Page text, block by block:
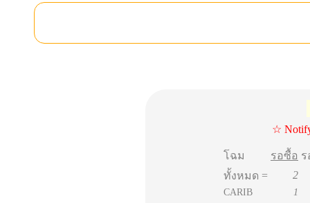
☆
โฉม รอซื้อ
ทั้งหมด =
2
CARIB 1